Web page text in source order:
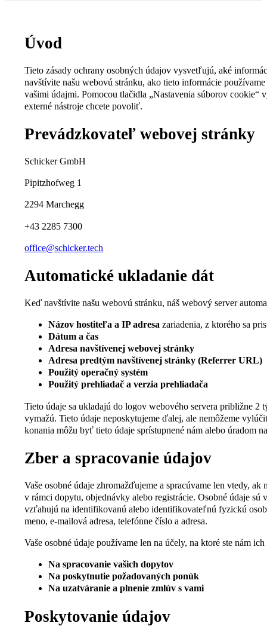
Úvod
Tieto zásady ochrany osobných údajov vysvetľujú, aké
navštívite našu webovú stránku, ako tieto informácie
vašimi údajmi. Pomocou tlačidla „Nastavenia súborov cookie“
externé nástroje chcete povoliť.
Prevádzkovateľ webovej stránky
Schicker GmbH
Pipitzhofweg 1
2294 Marchegg
+43 2285 7300
office@schicker.tech
Automatické ukladanie dát
Keď navštívite našu webovú stránku, náš webový server
Názov hostiteľa a IP adresa zariadenia, z ktorého sa
Dátum a čas
Adresa navštívenej webovej stránky
Adresa predtým navštívenej stránky (Referrer URL)
Použitý operačný systém
Použitý prehliadač a verzia prehliadača
Tieto údaje sa ukladajú do logov webového servera približne 2
vymažú. Tieto údaje neposkytujeme ďalej, ale nemôžeme
konania môžu byť tieto údaje sprístupnené nám alebo úradom
Zber a spracovanie údajov
Vaše osobné údaje zhromažďujeme a spracúvame len vtedy,
v rámci dopytu, objednávky alebo registrácie. Osobné údaje sú
vzťahujú na identifikovanú alebo identifikovateľnú fyzickú
meno, e-mailová adresa, telefónne číslo a adresa.
Vaše osobné údaje používame len na účely, na ktoré ste nám
Na spracovanie vašich dopytov
Na poskytnutie požadovaných ponúk
Na uzatváranie a plnenie zmlúv s vami
Poskytovanie údajov